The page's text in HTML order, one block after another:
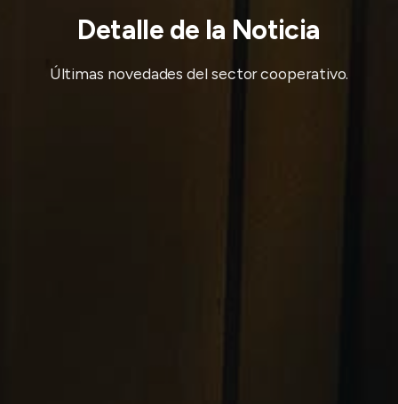
Detalle de la Noticia
Últimas novedades del sector cooperativo.